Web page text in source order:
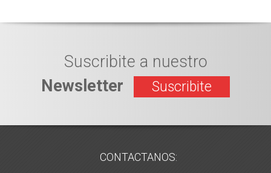
Suscribite a nuestro
Newsletter
Suscribite
CONTACTANOS: